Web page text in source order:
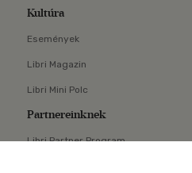
×
Kultúra
Események
Libri Magazin
Libri Mini Polc
Partnereinknek
Libri Partner Program